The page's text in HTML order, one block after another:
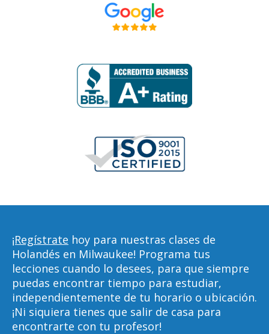
¡Regístrate hoy para nuestras clases de
Holandés en Milwaukee! Programa tus
lecciones cuando lo desees, para que siempre
puedas encontrar tiempo para estudiar,
independientemente de tu horario o ubicación.
¡Ni siquiera tienes que salir de casa para
encontrarte con tu profesor!